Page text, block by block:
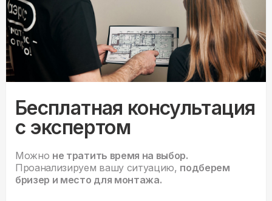
Бесплатная консультация
с экспертом
Можно не тратить время на выбор.
Проанализируем вашу ситуацию, подберем
бризер и место для монтажа.